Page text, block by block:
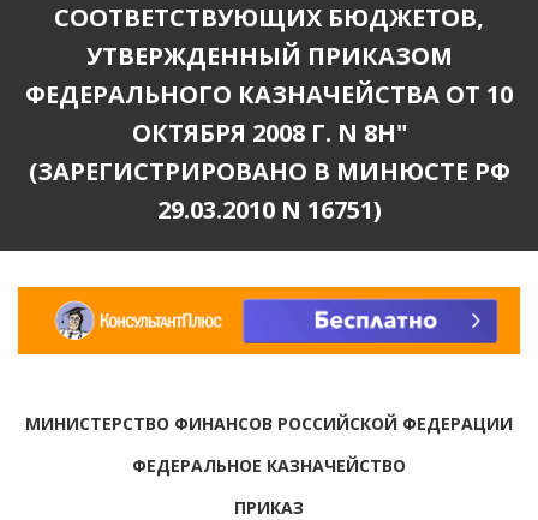
СООТВЕТСТВУЮЩИХ БЮДЖЕТОВ,
УТВЕРЖДЕННЫЙ ПРИКАЗОМ
ФЕДЕРАЛЬНОГО КАЗНАЧЕЙСТВА ОТ 10
ОКТЯБРЯ 2008 Г. N 8Н"
(ЗАРЕГИСТРИРОВАНО В МИНЮСТЕ РФ
29.03.2010 N 16751)
МИНИСТЕРСТВО ФИНАНСОВ РОССИЙСКОЙ ФЕДЕРАЦИИ
ФЕДЕРАЛЬНОЕ КАЗНАЧЕЙСТВО
ПРИКАЗ